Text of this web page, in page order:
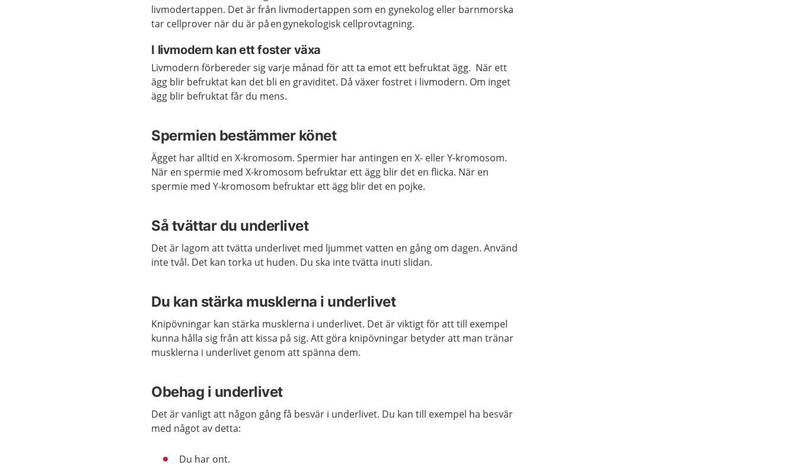
livmodertappen. Det är från livmodertappen som en gynekolog eller barnmorska
tar cellprover när du är på en gynekologisk cellprovtagning.
I livmodern kan ett foster växa
Livmodern förbereder sig varje månad för att ta emot ett befruktat ägg. När ett
ägg blir befruktat kan det bli en graviditet. Då växer fostret i livmodern. Om inget
ägg blir befruktat får du mens.
Spermien bestämmer könet
Ägget haralltid en X-kromosom. Spermier harantingen enX- eller Y-kromosom.
När en spermie med X-kromosom befruktar ett ägg blir det en flicka. När en
spermie med Y-kromosom befruktar ett ägg blir det en pojke.
Så tvättar du underlivet
Det är lagom att tvätta underlivet med ljummet vatten en gång om dagen. Använd
inte tvål. Det kan torka ut huden. Du ska inte tvätta inuti slidan.
Du kan stärka musklerna i underlivet
Knipövningar kan stärka musklerna i underlivet. Det är viktigt för att till exempel
kunna hålla sig från att kissa på sig. Att göra knipövningar betyder att man tränar
musklerna i underlivet genom att spänna dem.
Obehag i underlivet
Det är vanligt att någon gång få besvär i underlivet. Du kan till exempel ha besvär
med något av detta:
Du har ont.